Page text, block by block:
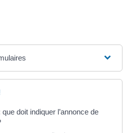
doit indiquer l’annonce de